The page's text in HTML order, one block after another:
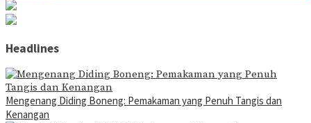
Headlines
Mengenang Diding Boneng: Pemakaman yang Penuh Tangis dan
Kenangan